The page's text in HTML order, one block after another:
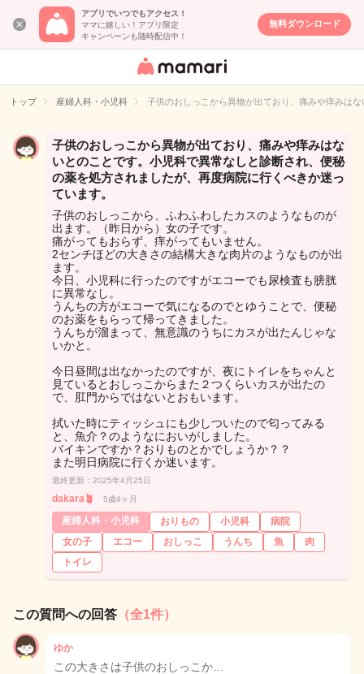
アプリでいつでもアクセス！
ママに嬉しい！アプリ限定
キャンペーンも随時配信中！
無料ダウンロード
女性専用匿名QA
イト
トップ 産婦人科・小児科 子供のおしっこから異物が出ており、痛みや痒みは
子供のおしっこから異物が出ており、痛みや痒みはな
いとのことです。小児科で異常なしと診断され、便秘
の薬を処方されましたが、再度病院に行くべきか迷っ
ています。
子供のおしっこから、ふわふわしたカスのようなものが
出ます。（昨日から）女の子です。
痛がってもおらず、痒がってもいません。
2センチほどの大きさの結構大きな肉片のようなものが出
ます。
今日、小児科に行ったのですがエコーでも尿検査も膀胱
に異常なし。
うんちの方がエコーで気になるのでとゆうことで、便秘
のお薬をもらって帰ってきました。
うんちが溜まって、無意識のうちにカスが出たんじゃな
いかと。
今日昼間は出なかったのですが、夜にトイレをちゃんと
見ているとおしっこからまた２つくらいカスが出たの
で、肛門からではないとおもいます。
拭いた時にティッシュにも少しついたので匂ってみる
と、魚介？のようなにおいがしました。
バイキンですか？おりものとかでしょうか？？
また明日病院に行くか迷います。
最終更新：2025年4月25日
dakara🪴 5歳4ヶ月
産婦人科・小児科 おりもの 小児科
病院
女の子
エコー おしっこ うんち 魚
肉
トイレ
この質問への回答 （全1件）
ゆか
この大きさは子供のおしっこか…